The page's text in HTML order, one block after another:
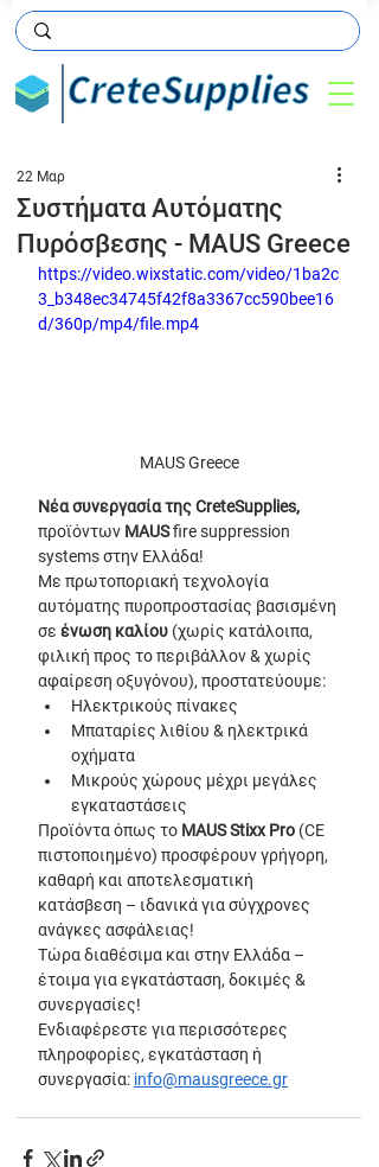
Συστήματα Αυτόματης
Πυρόσβεσης - MAUS Greece
22 Μαρ
https://video.wixstatic.com/video/1ba2c
3_b348ec34745f42f8a3367cc590bee16
d/360p/mp4/file.mp4
MAUS Greece
Νέα συνεργασία της CreteSupplies,
προϊόντων MAUS fire suppression
systems στην Ελλάδα!
Με πρωτοποριακή τεχνολογία
αυτόματης πυροπροστασίας βασισμένη
σε ένωση καλίου (χωρίς κατάλοιπα,
φιλική προς το περιβάλλον & χωρίς
αφαίρεση οξυγόνου), προστατεύουμε:
Ηλεκτρικούς πίνακες
Μπαταρίες λιθίου & ηλεκτρικά
οχήματα
Μικρούς χώρους μέχρι μεγάλες
εγκαταστάσεις
Προϊόντα όπως το MAUS Stixx Pro (CE
πιστοποιημένο) προσφέρουν γρήγορη,
καθαρή και αποτελεσματική
κατάσβεση – ιδανικά για σύγχρονες
ανάγκες ασφάλειας!
Τώρα διαθέσιμα και στην Ελλάδα –
έτοιμα για εγκατάσταση, δοκιμές &
συνεργασίες!
Ενδιαφέρεστε για περισσότερες
πληροφορίες, εγκατάσταση ή
συνεργασία: info@mausgreece.gr